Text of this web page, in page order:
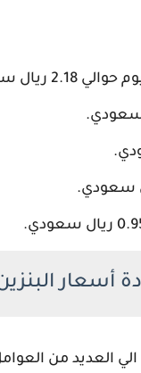
أسعار
الي العديد من